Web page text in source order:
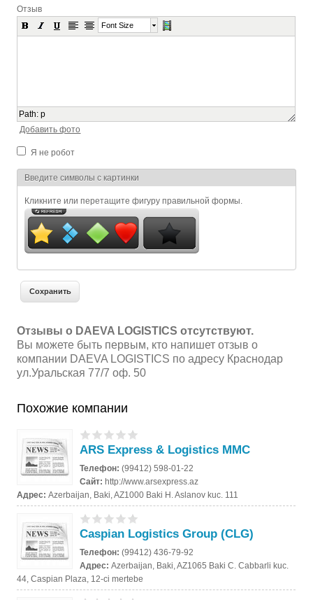
Отзыв
Font Size
Path:p
Добавить фото
Я не робот
Я спамер
Введите символы с картинки
Кликните или перетащите фигуру правильной формы.
Отзывы о DAEVA LOGISTICS отсутствуют.
Вы можете быть первым, кто напишет отзыв о
компании DAEVA LOGISTICS по адресу Краснодар
ул.Уральская 77/7 оф. 50
Похожие компании
ARS Express & Logistics MMC
Телефон:(99412) 598-01-22
Сайт:http://www.arsexpress.az
Адрес:Azerbaijan, Baki, AZ1000 Baki H. Aslanov kuc. 111
Caspian Logistics Group (CLG)
Телефон:(99412) 436-79-92
Адрес:Azerbaijan, Baki, AZ1065 Baki C. Cabbarli kuc.
44, Caspian Plaza, 12-ci mertebe